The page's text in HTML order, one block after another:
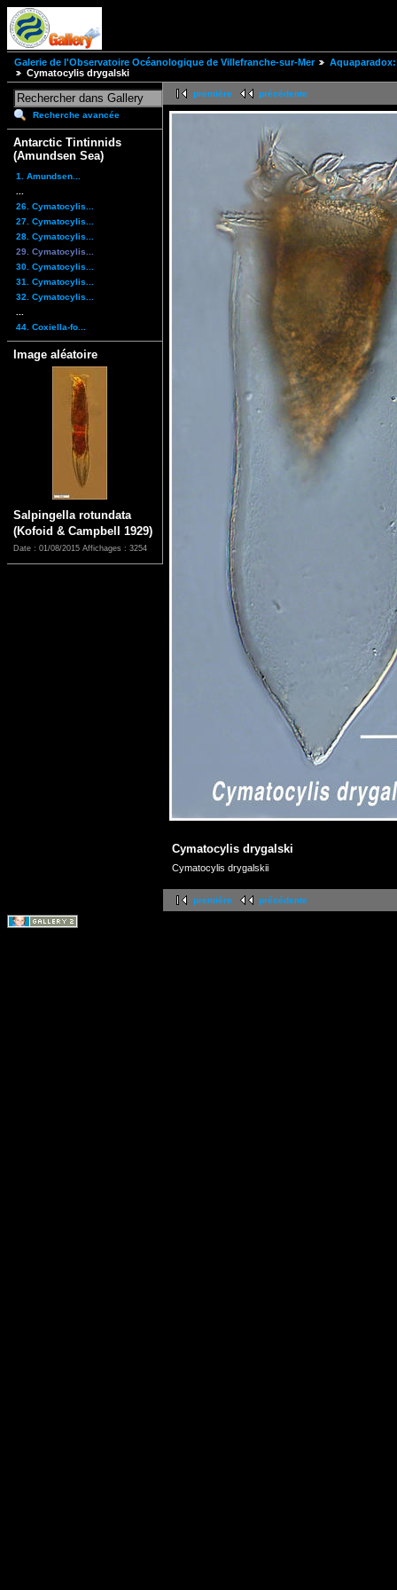
Galerie de l'Observatoire Océanologique de Villefranche-sur-Mer
Cymatocylis drygalski
Recherche avancée
Antarctic Tintinnids
(Amundsen Sea)
1. Amundsen...
26. Cymatocylis...
27. Cymatocylis...
28. Cymatocylis...
29. Cymatocylis...
30. Cymatocylis...
31. Cymatocylis...
32. Cymatocylis...
44. Coxiella-fo...
Image aléatoire
Salpingella rotundata
(Kofoid & Campbell 1929)
Date : 01/08/2015 Affichages : 3254
première précédente
Cymatocylis drygalski
Cymatocylis drygalskii
première précédente